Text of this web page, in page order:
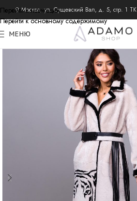
Перейти к навигации
Перейти к основному содержимому
⚲ Москва, ул. Сущевский Вал, д. 5, стр. 1
МЕНЮ
главная